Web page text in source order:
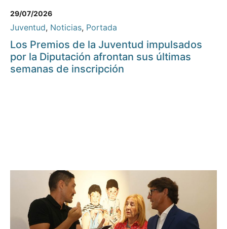
29/07/2026
Juventud, Noticias, Portada
Los Premios de la Juventud impulsados
por la Diputación afrontan sus últimas
semanas de inscripción